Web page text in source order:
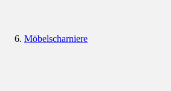
Möbelscharniere